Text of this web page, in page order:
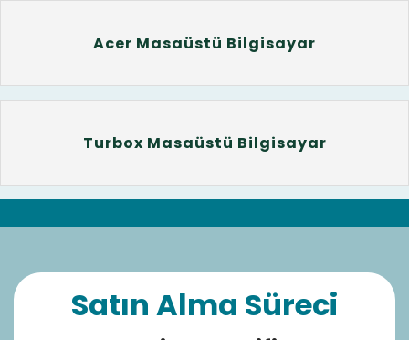
Acer Masaüstü Bilgisayar
Turbox Masaüstü Bilgisayar
Satın Alma Süreci